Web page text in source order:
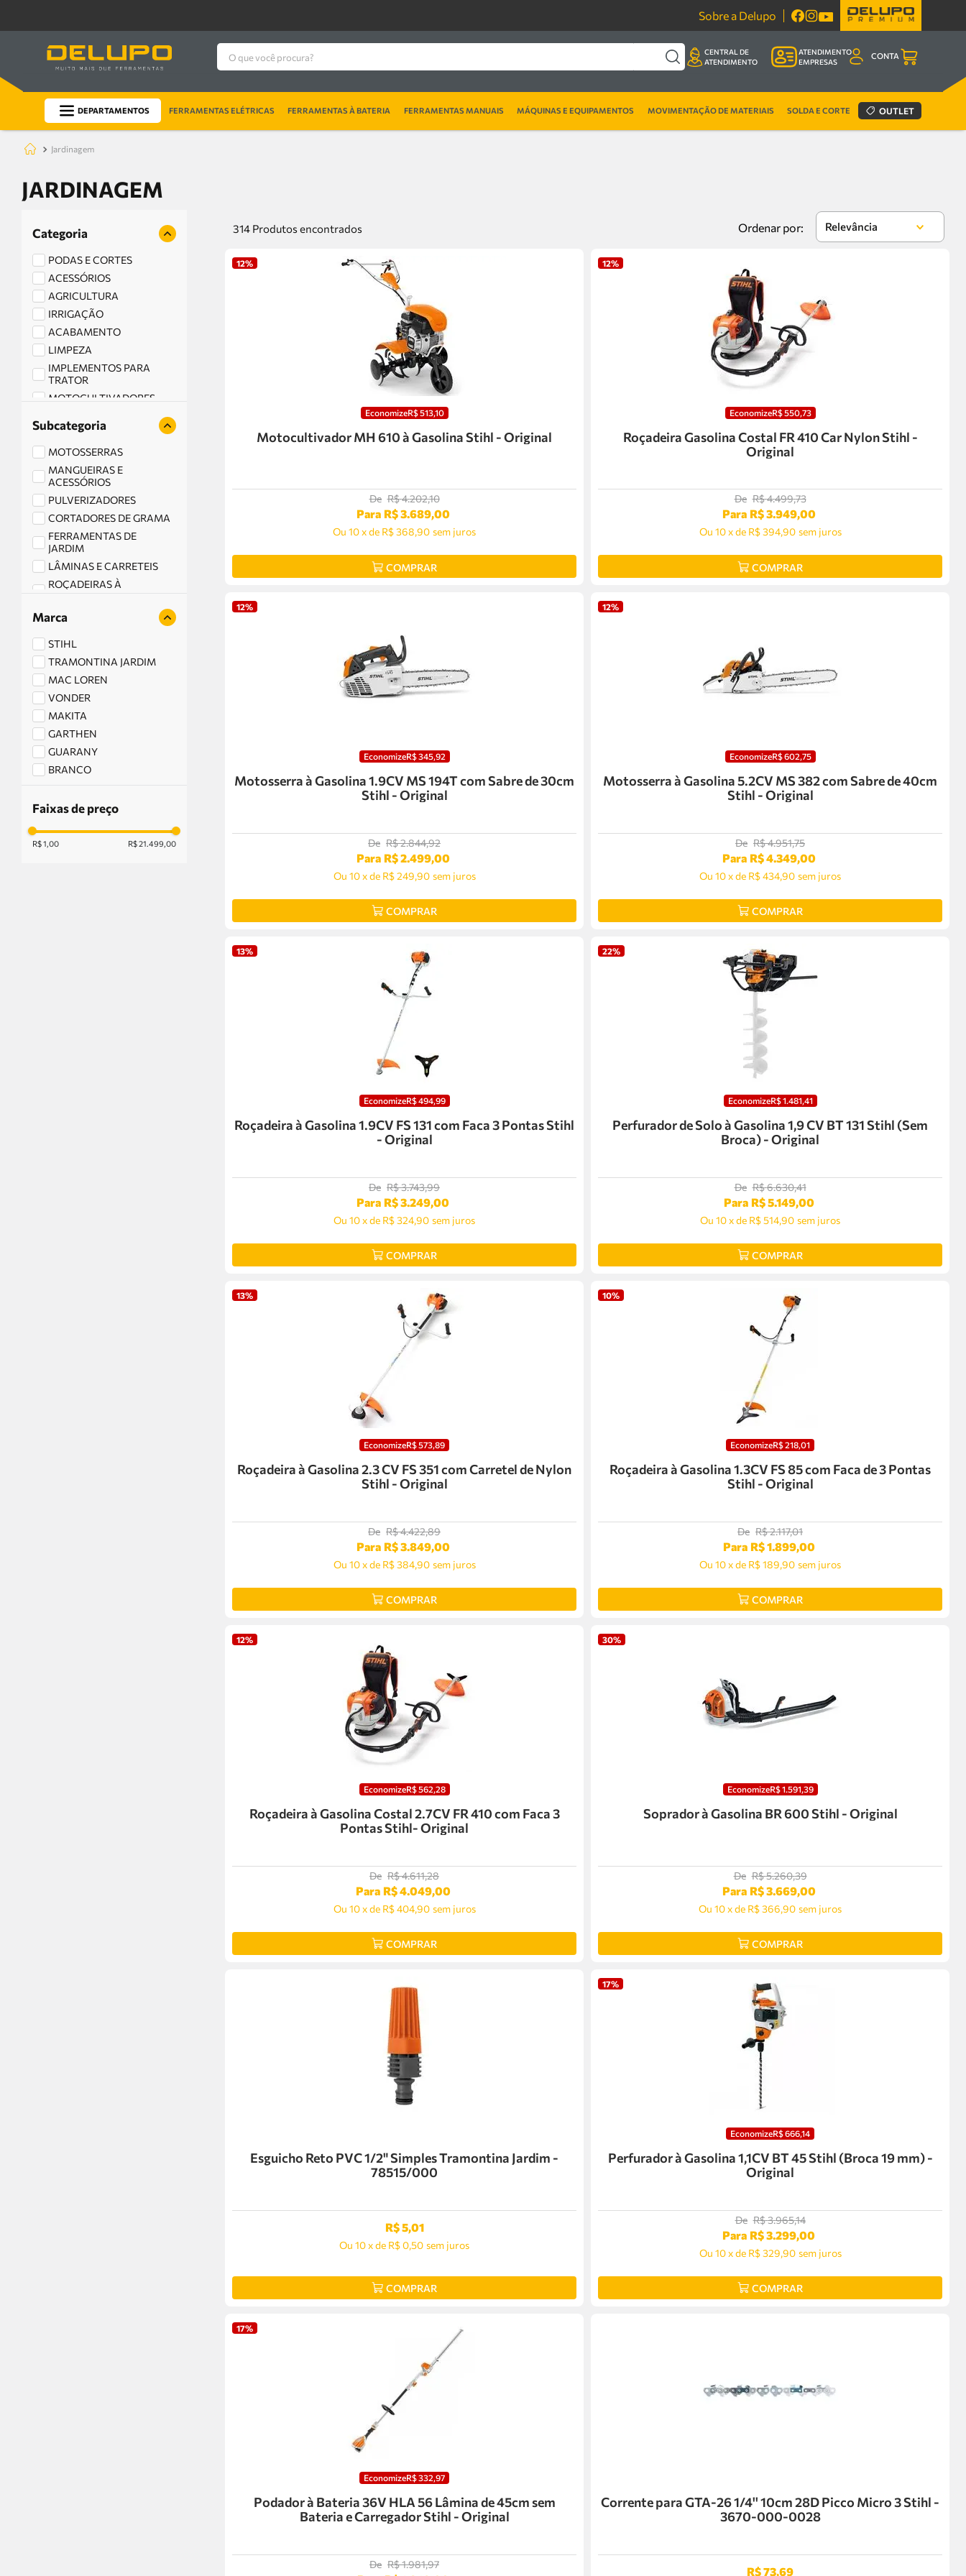
Sobre a Delupo
O que você procura?
CENTRAL DE
ATENDIMENTO
ATENDIMENTO
EMPRESAS
CONTA
DEPARTAMENTOS FERRAMENTAS ELÉTRICAS FERRAMENTAS À BATERIA FERRAMENTAS MANUAIS MÁQUINAS E EQUIPAMENTOS MOVIMENTAÇÃO DE MATERIAIS SOLDA E CORTE OUTLET
jardinagem
JARDINAGEM
Categoria
PODAS E CORTES
ACESSÓRIOS
AGRICULTURA
IRRIGAÇÃO
ACABAMENTO
LIMPEZA
IMPLEMENTOS PARA
TRATOR
MOTOCULTIVADORES
CORTADORES DE RELVA
Subcategoria
MOTOSSERRAS
MANGUEIRAS E
ACESSÓRIOS
PULVERIZADORES
CORTADORES DE GRAMA
FERRAMENTAS DE
JARDIM
LÂMINAS E CARRETEIS
ROÇADEIRAS À
SOPRADORES E
ASPIRADORES
PODADORES
ACESSÓRIOS PARA
JARDIM
Marca
STIHL
TRAMONTINA JARDIM
MAC LOREN
VONDER
MAKITA
GARTHEN
GUARANY
BRANCO
TOYAMA
Faixas de preço
R$ 1,00 R$ 21.499,00
314 Produtos Relevância
12%
EconomizeR$ 513,10
Motocultivador MH 610 à Gasolina Stihl - Original
De R$4.202,10
Para R$3.689,00
Ou 10xde R$ 368,90 sem juros
COMPRAR
12%
EconomizeR$ 550, 73
Roçadeira Gasolina Costal FR 410 Car Nylon Stihl -
Original
De R$4.499,73
Para R$3.949,00
Ou 10 xde R$ 394,90 sem juros
COMPRAR
12%
EconomizeR$345,92
Motosserra à Gasolina 1.9CV MS 194T com Sabre de 30cm
Stihl - Original
De R$2.844,92
Para R$2.499,00
Ou 10 xde R$ 249,90 sem juros
COMPRAR
12%
EconomizeR$602,75
Motosserra à Gasolina 5.2CV MS 382 com Sabre de 40cm
Stihl - Original
De R$4.951,75
Para R$4.349,00
Ou 10xde R$ 434,90 sem juros
COMPRAR
13%
EconomizeR$494,99
Roçadeira à Gasolina 1.9CV FS 131 com Faca 3 Pontas Stihl
- Original
De R$3.743,99
Para R$3.249,00
Ou 10xde R$ 324,90 sem juros
COMPRAR
22%
EconomizeR$1.481,41
Perfurador de Solo à Gasolina 1,9 CV BT 131 Stihl (Sem
Broca) - Original
De R$6.630,41
Para R$5.149,00
Ou 10xde R$ 514,90 sem juros
COMPRAR
13%
EconomizeR$573,89
Roçadeira à Gasolina 2.3 CV FS 351 com Carretel de Nylon
Stihl - Original
De R$4.422,89
Para R$3.849,00
Ou 10 xde R$ 384,90 sem juros
COMPRAR
10%
EconomizeR$218,01
Roçadeira à Gasolina 1.3CV FS 85 com Faca de 3 Pontas
Stihl - Original
De R$2.117,01
Para R$1.899,00
Ou 10xde R$ 189,90 sem juros
COMPRAR
12%
EconomizeR$562,28
Roçadeira à Gasolina Costal 2.7CV FR 410 com Faca 3
Pontas Stihl- Original
De R$4.611,28
Para R$4.049,00
Ou 10 xde R$ 404,90 sem juros
COMPRAR
30%
EconomizeR$1.591,39
Soprador à Gasolina BR 600 Stihl - Original
De R$5.260,39
Para R$3.669,00
Ou 10xde R$ 366,90 sem juros
COMPRAR
Esguicho Reto PVC 1/2" Simples Tramontina Jardim -
78515/000
R$5,01
Ou 10xde R$ 0,50 sem juros
COMPRAR
17%
EconomizeR$666,14
Perfurador à Gasolina 1,1CV BT 45 Stihl (Broca 19 mm) -
Original
De R$3.965,14
Para R$3.299,00
Ou 10 xde R$ 329,90 sem juros
COMPRAR
17%
EconomizeR$332,97
Podador à Bateria 36V HLA 56 Lâmina de 45cm sem
Bateria e Carregador Stihl - Original
De R$1.981,97
Corrente para GTA-26 1/4'' 10cm 28D Picco Micro 3 Stihl -
3670-000-0028
R$73,69